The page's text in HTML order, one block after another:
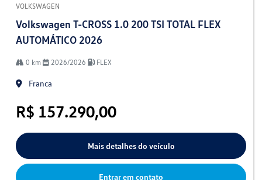
VOLKSWAGEN
Volkswagen T-CROSS 1.0 200 TSI TOTAL FLEX
AUTOMÁTICO 2026
0 km 2026/2026 FLEX
Franca
R$ 157.290,00
Mais detalhes do veículo
Entrar em contato